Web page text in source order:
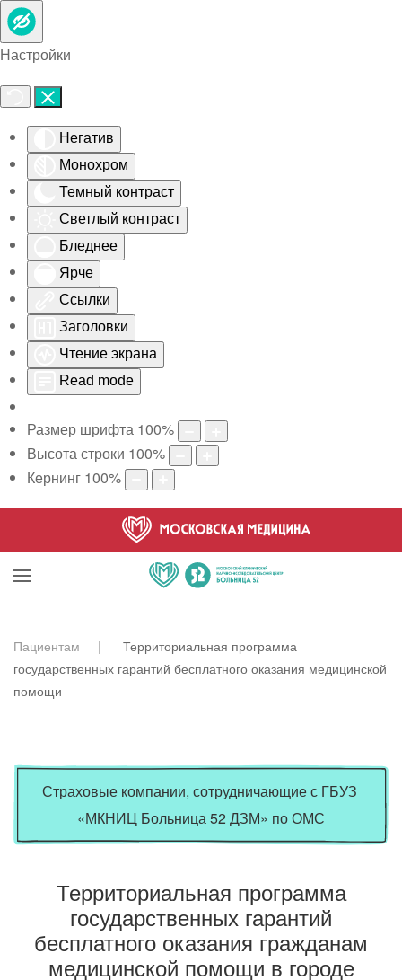
Настройки
Негатив
Монохром
Темный контраст
Светлый контраст
Бледнее
Ярче
Ссылки
Заголовки
Чтение экрана
Read mode
Размер шрифта 100%
Высота строки 100%
Кернинг 100%
Skip to main content
Пациентам
Территориальная программа
государственных гарантий бесплатного оказания медицинской
помощи
Страховые компании, сотрудничающие с ГБУЗ
«МКНИЦ Больница 52 ДЗМ» по ОМС
Территориальная программа
государственных гарантий
бесплатного оказания гражданам
медицинской помощи в городе